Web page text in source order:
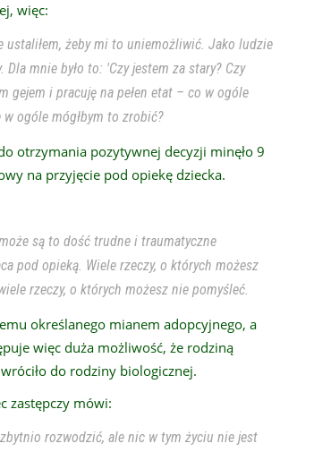
więc:
ustaliłem, żeby mi to uniemożliwić. Jako ludzie
mnie było to: 'Czy jestem za stary? Czy
gejem i pracuję na pełen etat – co w ogóle
w ogóle mógłbym to zrobić?
otrzymania pozytywnej decyzji minęło 9
na przyjęcie pod opiekę dziecka.
są to dość trudne i traumatyczne
pod opieką. Wiele rzeczy, o których możesz
rzeczy, o których możesz nie pomyśleć.
określanego mianem adopcyjnego, a
więc duża możliwość, że rodziną
do rodziny biologicznej.
zastępczy mówi:
rozwodzić, ale nic w tym życiu nie jest